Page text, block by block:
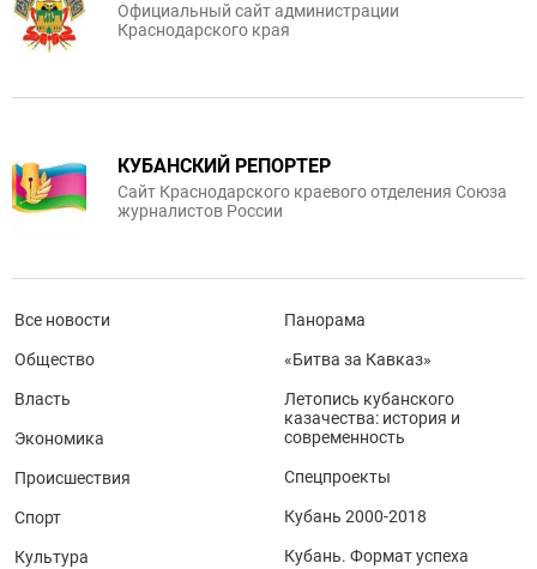
Официальный сайт администрации
Краснодарского края
КУБАНСКИЙ РЕПОРТЕР
Сайт Краснодарского краевого отделения Союза
журналистов России
Все новости
Общество
Власть
Экономика
Происшествия
Спорт
Культура
Панорама
«Битва за Кавказ»
Летопись кубанского
казачества: история и
современность
Спецпроекты
Кубань 2000-2018
Кубань. Формат успеха